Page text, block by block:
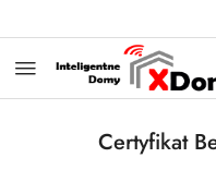
Certyfikat